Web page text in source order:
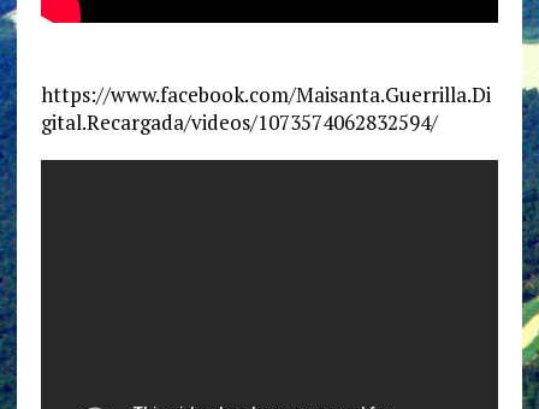
https://www.facebook.com/Maisanta.Guerrilla.Di
gital.Recargada/videos/1073574062832594/